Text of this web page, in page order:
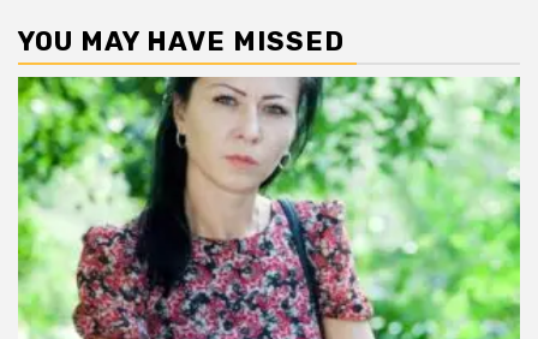
YOU MAY HAVE MISSED